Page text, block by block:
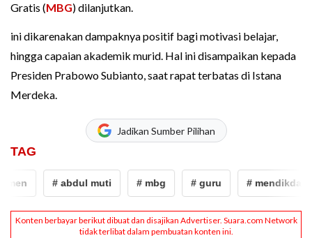
Gratis (MBG) dilanjutkan.
ini dikarenakan dampaknya positif bagi motivasi belajar,
hingga capaian akademik murid. Hal ini disampaikan kepada
Presiden Prabowo Subianto, saat rapat terbatas di Istana
Merdeka.
Jadikan Sumber Pilihan
TAG
# abdul muti # mbg # guru #